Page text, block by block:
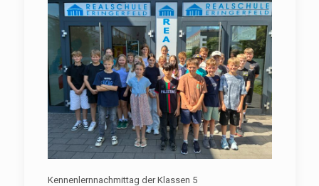
Kennenlernnachmittag der Klassen 5